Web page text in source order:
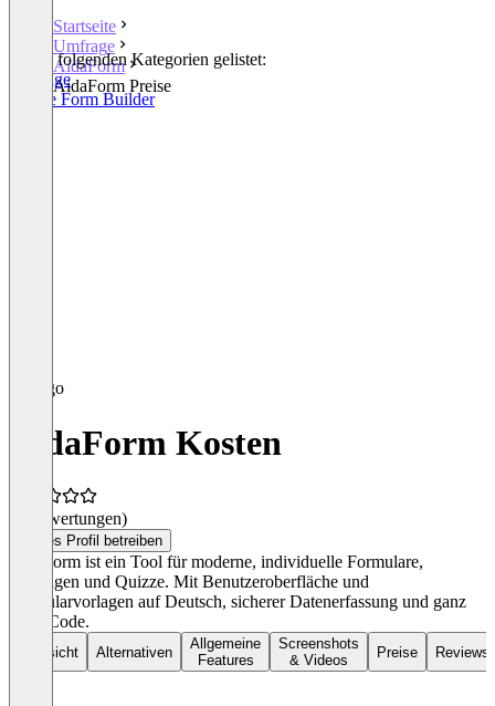
Startseite
Umfrage
AidaForm
AidaForm Preise
In den folgenden Kategorien gelistet:
Umfrage
Online Form Builder
AidaForm Kosten
(0 Bewertungen)
Dieses Profil betreiben
AidaForm ist ein Tool für moderne, individuelle Formulare,
Umfragen und Quizze. Mit Benutzeroberfläche und
Formularvorlagen auf Deutsch, sicherer Datenerfassung und ganz
ohne Code.
Übersicht Alternativen
Allgemeine
Features
Screenshots
& Videos
Preise Reviews